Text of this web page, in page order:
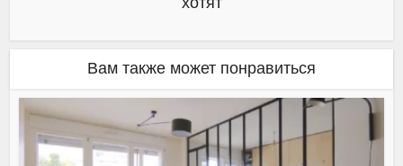
Вам также может понравиться